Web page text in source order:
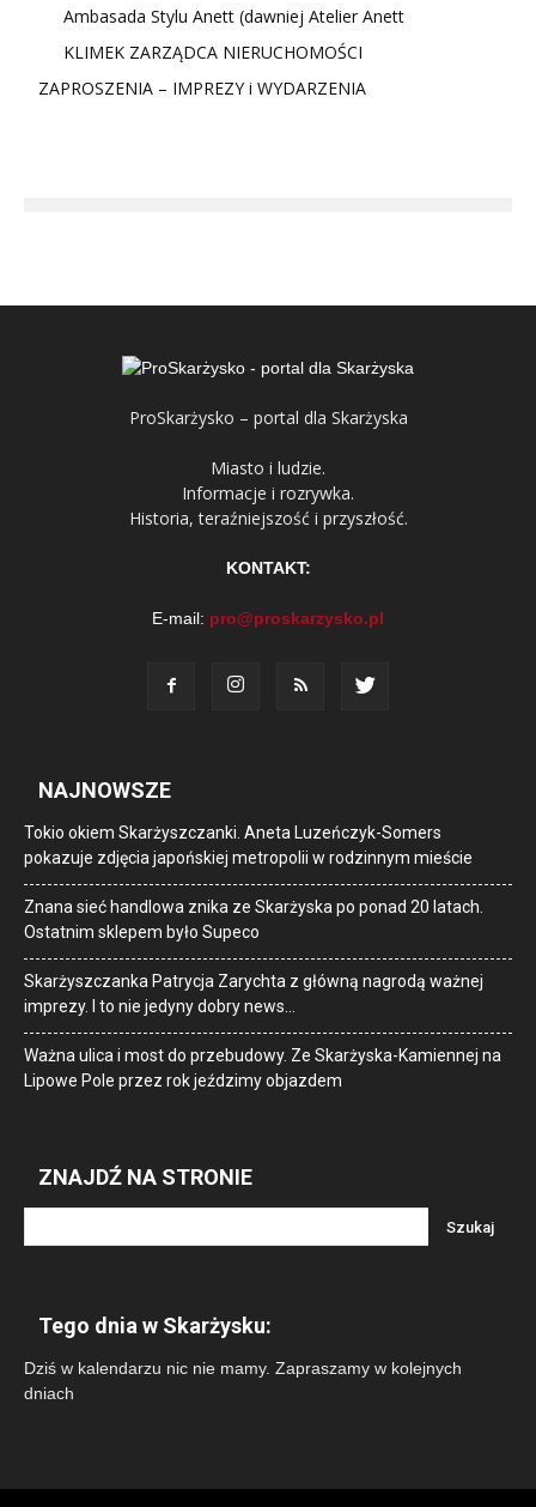
Ambasada Stylu Anett (dawniej Atelier Anett
KLIMEK ZARZĄDCA NIERUCHOMOŚCI
ZAPROSZENIA – IMPREZY i WYDARZENIA
ProSkarżysko – portal dla Skarżyska
Miasto i ludzie.
Informacje i rozrywka.
Historia, teraźniejszość i przyszłość.
KONTAKT:
E-mail: pro@proskarzysko.pl
NAJNOWSZE
Tokio okiem Skarżyszczanki. Aneta Luzeńczyk-Somers
pokazuje zdjęcia japońskiej metropolii w rodzinnym mieście
Znana sieć handlowa znika ze Skarżyska po ponad 20 latach.
Ostatnim sklepem było Supeco
Skarżyszczanka Patrycja Zarychta z główną nagrodą ważnej
imprezy. I to nie jedyny dobry news…
Ważna ulica i most do przebudowy. Ze Skarżyska-Kamiennej na
Lipowe Pole przez rok jeździmy objazdem
ZNAJDŹ NA STRONIE
Tego dnia w Skarżysku:
Dziś w kalendarzu nic nie mamy. Zapraszamy w kolejnych
dniach